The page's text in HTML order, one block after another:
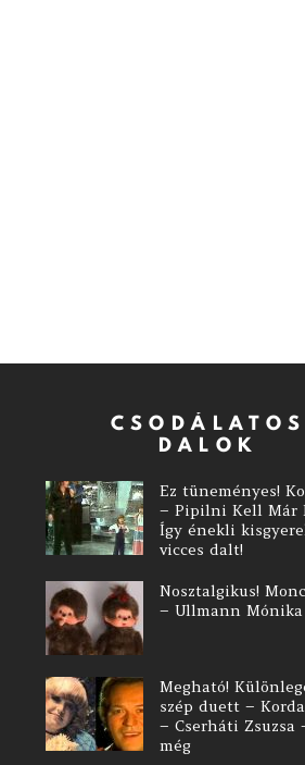
CSODÁLATOS
DALOK
Ez tüneményes!
– Pipilni Kell Már
Így énekli
vicces dalt!
Nosztalgikus!
– Ullmann
Megható!
szép duett –
– Cserháti Zsuzsa
még